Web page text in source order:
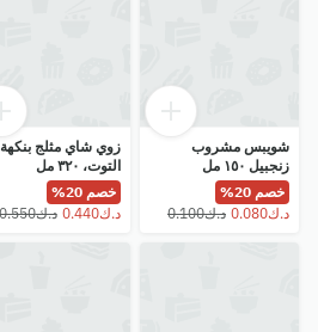
شويبس مشروب
زنجبيل ١٥٠ مل
خصم 20%
زوي شاي مثلج بنكهة
التوت، ٣٢٠ مل
خصم 20%
⁦د.ك0.440⁩
⁦د.ك0.550⁩